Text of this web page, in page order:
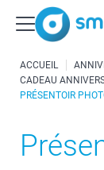
ACCUEIL
CADEAU
PRÉSENTOIR